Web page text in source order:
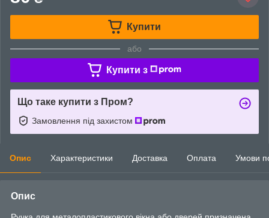
Купити
або
Купити з
Що таке купити з Пром?
Замовлення під захистом
Опис Характеристики Доставка Оплата Умови
Опис